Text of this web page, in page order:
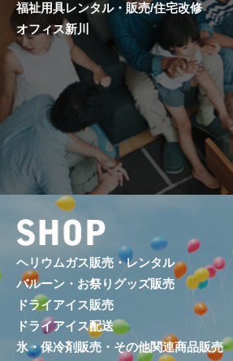
福祉用具レンタル・販売/住宅改修
オフィス新川
ヘリウムガス販売・レンタル
バルーン・お祭りグッズ販売
ドライアイス販売
ドライアイス配送
氷・保冷剤販売・その他関連商品販売